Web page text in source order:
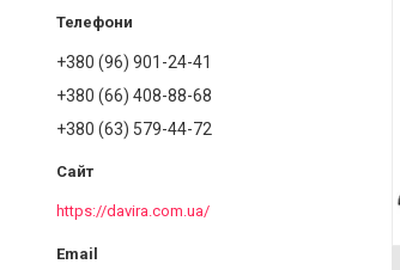
+380 (96) 901-24-41
+380 (66) 408-88-68
+380 (63) 579-44-72
https://davira.com.ua/